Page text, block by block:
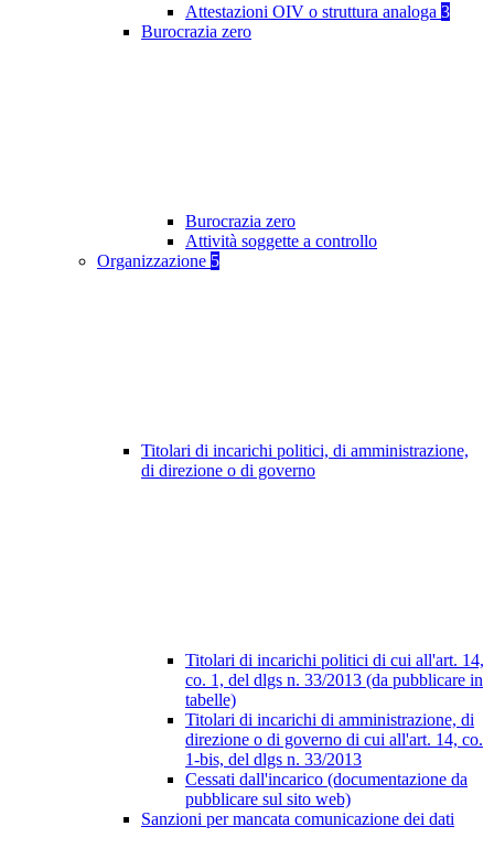
Attestazioni OIV o struttura analoga 3
Burocrazia zero
Burocrazia zero
Attività soggette a controllo
Organizzazione 5
Titolari di incarichi politici, di amministrazione,
di direzione o di governo
Titolari di incarichi politici di cui all'art. 14,
co. 1, del dlgs n. 33/2013 (da pubblicare in
tabelle)
Titolari di incarichi di amministrazione, di
direzione o di governo di cui all'art. 14, co.
1-bis, del dlgs n. 33/2013
Cessati dall'incarico (documentazione da
pubblicare sul sito web)
Sanzioni per mancata comunicazione dei dati